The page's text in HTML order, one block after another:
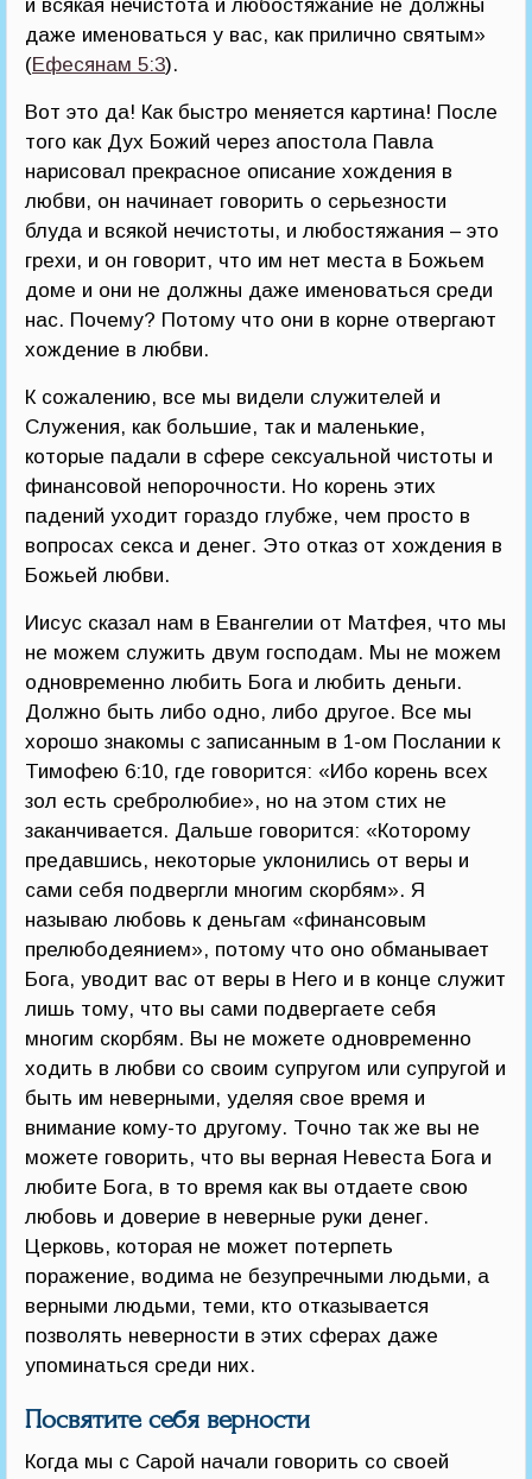
и всякая нечистота и любостяжание не должны
даже именоваться у вас, как прилично святым»
(Ефесянам 5:3).
Вот это да! Как быстро меняется картина! После
того как Дух Божий через апостола Павла
нарисовал прекрасное описание хождения в
любви, он начинает говорить о серьезности
блуда и всякой нечистоты, и любостяжания – это
грехи, и он говорит, что им нет места в Божьем
доме и они не должны даже именоваться среди
нас. Почему? Потому что они в корне отвергают
хождение в любви.
К сожалению, все мы видели служителей и
Служения, как большие, так и маленькие,
которые падали в сфере сексуальной чистоты и
финансовой непорочности. Но корень этих
падений уходит гораздо глубже, чем просто в
вопросах секса и денег. Это отказ от хождения в
Божьей любви.
Иисус сказал нам в Евангелии от Матфея, что мы
не можем служить двум господам. Мы не можем
одновременно любить Бога и любить деньги.
Должно быть либо одно, либо другое. Все мы
хорошо знакомы с записанным в 1-ом Послании к
Тимофею 6:10, где говорится: «Ибо корень всех
зол есть сребролюбие», но на этом стих не
заканчивается. Дальше говорится: «Которому
предавшись, некоторые уклонились от веры и
сами себя подвергли многим скорбям». Я
называю любовь к деньгам «финансовым
прелюбодеянием», потому что оно обманывает
Бога, уводит вас от веры в Него и в конце служит
лишь тому, что вы сами подвергаете себя
многим скорбям. Вы не можете одновременно
ходить в любви со своим супругом или супругой и
быть им неверными, уделяя свое время и
внимание кому-то другому. Точно так же вы не
можете говорить, что вы верная Невеста Бога и
любите Бога, в то время как вы отдаете свою
любовь и доверие в неверные руки денег.
Церковь, которая не может потерпеть
поражение, водима не безупречными людьми, а
верными людьми, теми, кто отказывается
позволять неверности в этих сферах даже
упоминаться среди них.
Посвятите себя верности
Когда мы с Сарой начали говорить со своей